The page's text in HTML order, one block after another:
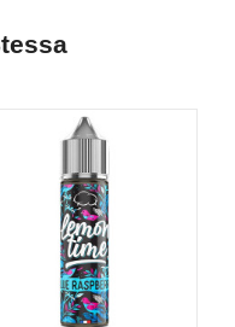
DISPONIBILE